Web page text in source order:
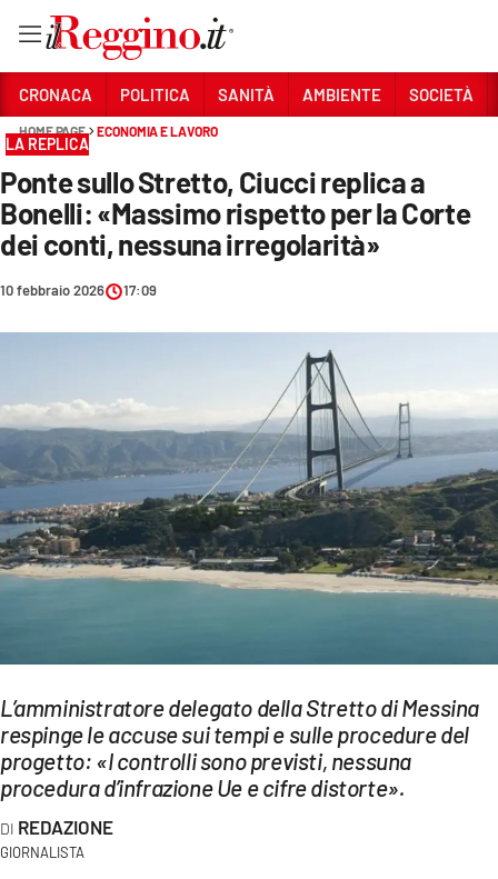
Sezioni
CRONACA
POLITICA
SANITÀ
AMBIENTE
CULTURA
ECONOMIA E LAVORO
EVENTI
SPORT
LAC NETWORK
LAC ONAIR
LaC
Network
CRONACA POLITICA SANITÀ AMBIENTE SOCIETÀ
HOME PAGE ECONOMIA E LAVORO
LA REPLICA
Ponte sullo Stretto, Ciucci replica a
Bonelli: «Massimo rispetto per la Corte
dei conti, nessuna irregolarità»
10 febbraio 2026 17:09
L’amministratore delegato della Stretto di Messina
respinge le accuse sui tempi e sulle procedure del
progetto: «I controlli sono previsti, nessuna
procedura d’infrazione Ue e cifre distorte».
REDAZIONE
GIORNALISTA